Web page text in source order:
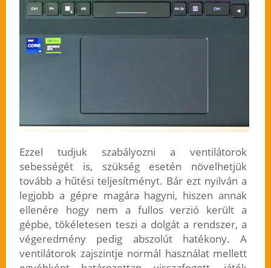
Ezzel tudjuk szabályozni a ventilátorok
sebességét is, szükség esetén növelhetjük
tovább a hűtési teljesítményt. Bár ezt nyilván a
legjobb a gépre magára hagyni, hiszen annak
ellenére hogy nem a fullos verzió került a
gépbe, tökéletesen teszi a dolgát a rendszer, a
végeredmény pedig abszolút hatékony. A
ventilátorok zajszintje normál használat mellett